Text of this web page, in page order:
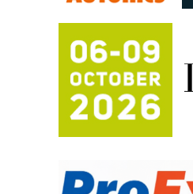
FANUC: Najbolje za
automatizaciju
Efikasno upravljanje
Automatizacija
(Shelf-Ready)
Potpuna efikasnost
Trajna oznaka kao